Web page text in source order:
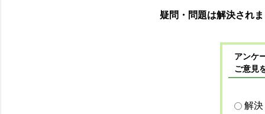
疑問・問題は解決され
アンケ
ご意見
解